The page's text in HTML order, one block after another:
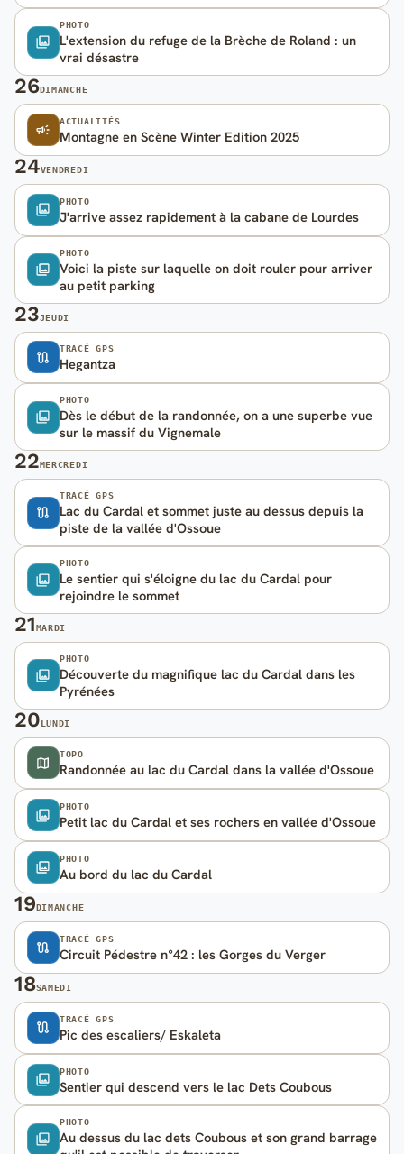
PHOTO
L'extension du refuge de la Brèche de Roland : un
vrai désastre
26DIMANCHE
ACTUALITÉS
Montagne en Scène Winter Edition 2025
24VENDREDI
PHOTO
J'arrive assez rapidement à la cabane de Lourdes
PHOTO
Voici la piste sur laquelle on doit rouler pour arriver
au petit parking
23JEUDI
TRACÉ GPS
Hegantza
PHOTO
Dès le début de la randonnée, on a une superbe vue
sur le massif du Vignemale
22MERCREDI
TRACÉ GPS
Lac du Cardal et sommet juste au dessus depuis la
piste de la vallée d'Ossoue
PHOTO
Le sentier qui s'éloigne du lac du Cardal pour
rejoindre le sommet
21MARDI
PHOTO
Découverte du magnifique lac du Cardal dans les
Pyrénées
20LUNDI
TOPO
Randonnée au lac du Cardal dans la vallée d'Ossoue
PHOTO
Petit lac du Cardal et ses rochers en vallée d'Ossoue
PHOTO
Au bord du lac du Cardal
19DIMANCHE
TRACÉ GPS
Circuit Pédestre n°42 : les Gorges du Verger
18SAMEDI
TRACÉ GPS
Pic des escaliers/ Eskaleta
PHOTO
Sentier qui descend vers le lac Dets Coubous
PHOTO
Au dessus du lac dets Coubous et son grand barrage